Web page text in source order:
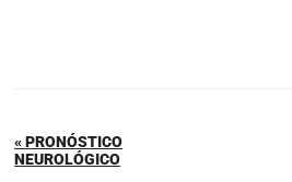
« PRONÓSTICO
NEUROLÓGICO